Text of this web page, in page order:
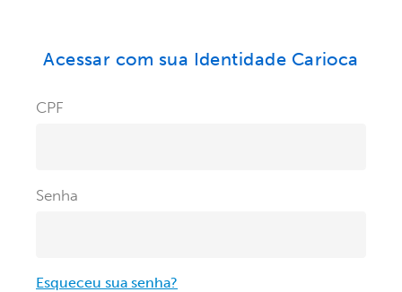
Acessar com sua Identidade Carioca
CPF
Senha
Esqueceu sua senha?